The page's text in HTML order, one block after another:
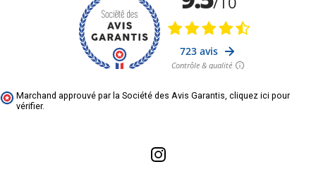
Marchand approuvé par la Société des Avis Garantis, cliquez ici pour
vérifier.